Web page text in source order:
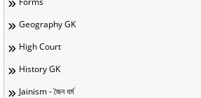
Geography GK
High Court
History GK
Jainism - জৈন ধর্ম